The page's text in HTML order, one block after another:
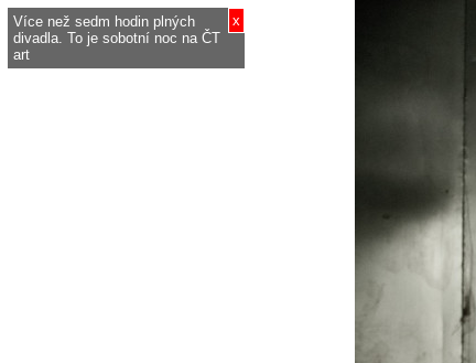
x
Více než sedm hodin plných
divadla. To je sobotní noc na ČT
art